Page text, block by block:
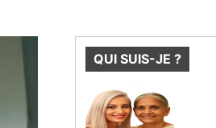
QUI SUIS-JE ?